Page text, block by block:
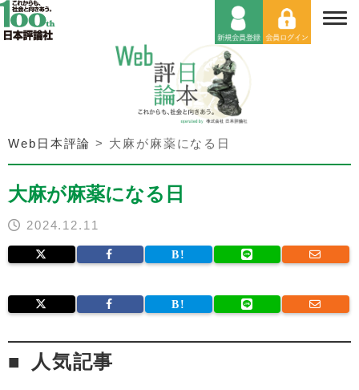
Web日本評論 > 大麻が麻薬になる日
大麻が麻薬になる日
2024.12.11
人気記事